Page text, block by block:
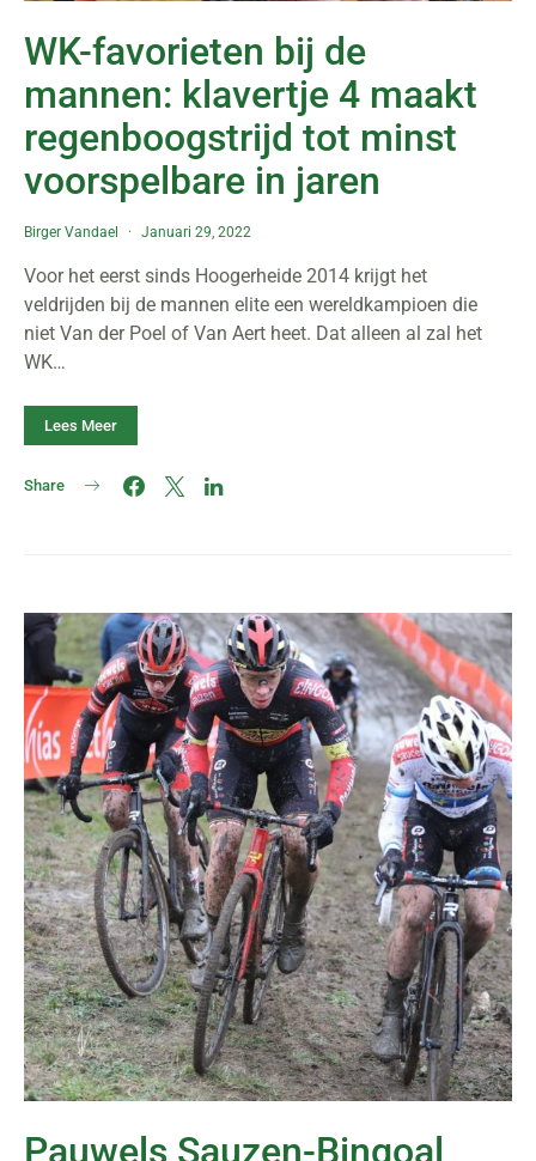
WK-favorieten bij de
mannen: klavertje 4 maakt
regenboogstrijd tot minst
voorspelbare in jaren
Birger Vandael Januari 29, 2022
Voor het eerst sinds Hoogerheide 2014 krijgt het
veldrijden bij de mannen elite een wereldkampioen die
niet Van der Poel of Van Aert heet. Dat alleen al zal het
WK…
Lees Meer
Share
Pauwels Sauzen-Bingoal